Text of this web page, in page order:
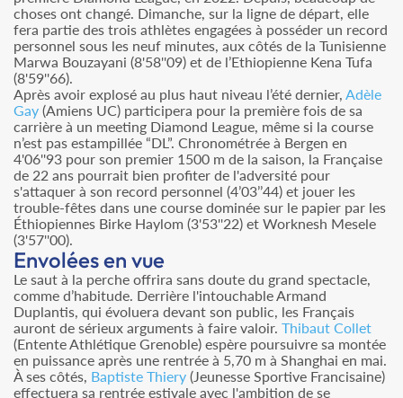
choses ont changé. Dimanche, sur la ligne de départ, elle
fera partie des trois athlètes engagées à posséder un record
personnel sous les neuf minutes, aux côtés de la Tunisienne
Marwa Bouzayani (8'58''09) et de l’Ethiopienne Kena Tufa
(8'59''66).
Après avoir explosé au plus haut niveau l’été dernier, Adèle
Gay (Amiens UC) participera pour la première fois de sa
carrière à un meeting Diamond League, même si la course
n’est pas estampillée “DL”. Chronométrée à Bergen en
4'06''93 pour son premier 1500 m de la saison, la Française
de 22 ans pourrait bien profiter de l'adversité pour
s'attaquer à son record personnel (4’03’’44) et jouer les
trouble-fêtes dans une course dominée sur le papier par les
Éthiopiennes Birke Haylom (3'53''22) et Worknesh Mesele
(3'57''00).
Envolées en vue
Le saut à la perche offrira sans doute du grand spectacle,
comme d’habitude. Derrière l'intouchable Armand
Duplantis, qui évoluera devant son public, les Français
auront de sérieux arguments à faire valoir. Thibaut Collet
(Entente Athlétique Grenoble) espère poursuivre sa montée
en puissance après une rentrée à 5,70 m à Shanghai en mai.
À ses côtés, Baptiste Thiery (Jeunesse Sportive Francisaine)
effectuera sa rentrée estivale avec l'ambition de se